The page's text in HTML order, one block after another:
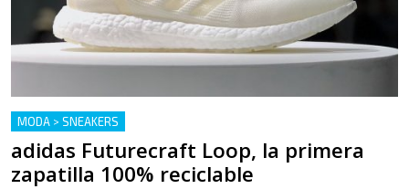
MODA > SNEAKERS
adidas Futurecraft Loop, la primera
zapatilla 100% reciclable